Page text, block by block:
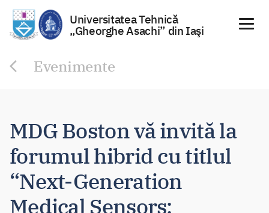
Universitatea Tehnică
„Gheorghe Asachi” din Iaşi
Evenimente
MDG Boston vă invită la
forumul hibrid cu titlul
“Next-Generation
Medical Sensors: